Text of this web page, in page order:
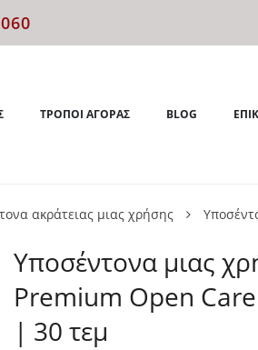
ΤΡΌΠΟΙ ΑΓΟΡΆΣ BLOG
ακράτειας μιας χρήσης
Υποσέντονα μιας
Premium Open
| 30 τεμ